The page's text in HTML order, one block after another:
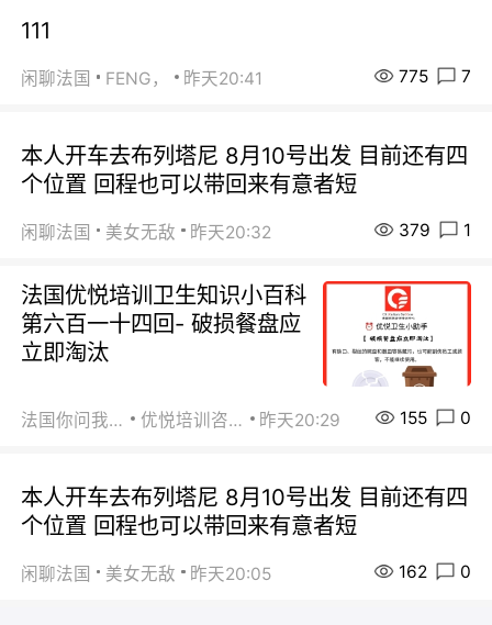
111
闲聊法国 FENG， 昨天20:41 775 7
本人开车去布列塔尼 8月10号出发 目前还有四
个位置 回程也可以带回来有意者短
闲聊法国 美女无敌 昨天20:32 379 1
法国优悦培训卫生知识小百科
第六百一十四回- 破损餐盘应
立即淘汰
法国你问我答 优悦培训咨询 昨天20:29 155 0
本人开车去布列塔尼 8月10号出发 目前还有四
个位置 回程也可以带回来有意者短
闲聊法国 美女无敌 昨天20:05 162 0